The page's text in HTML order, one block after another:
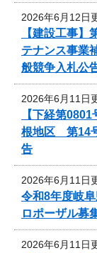
2026年6月12日
【建設工事
テナンス事業
般競争入札公
2026年6月11日
【下経第
根地区 第14
告
2026年6月11日
令和8年度岐
ロポーザル募
2026年6月11日